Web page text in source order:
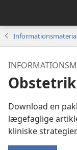
Obstetrik
Download en
lægefaglige
kliniske strategier.